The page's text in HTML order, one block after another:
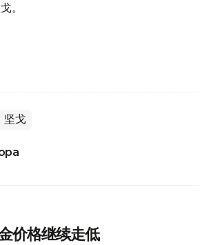
。
坚戈
价格继续走低